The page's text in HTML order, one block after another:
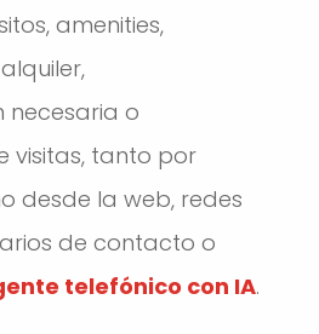
amenities,
o
visitas, tanto por
desde la web, redes
de contacto o
telefónico con IA.